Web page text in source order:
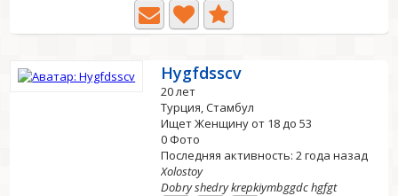
Hygfdsscv
20 лет
Турция, Стамбул
Ищет Женщину от 18 до 53
0 Фото
Последняя активность: 2 года назад
Xolostoy
Dobry shedry krepkiymbggdc hgfgt